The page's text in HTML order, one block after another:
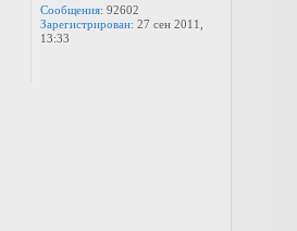
Сообщения: 92602
Зарегистрирован: 27 сен 2011,
13:33